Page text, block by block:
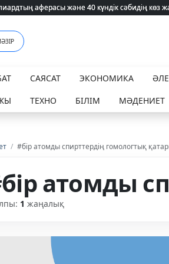
аферасы және 40 күндік сәбидің
аферасы және 40 күндік сәбидің
САЯСАТ ЭКОНОМИКА
ТЕХНО БІЛІМ МӘДЕНИЕТ
/ #бір атомды спирттердің гомологтық
атомды
1 жаңалық